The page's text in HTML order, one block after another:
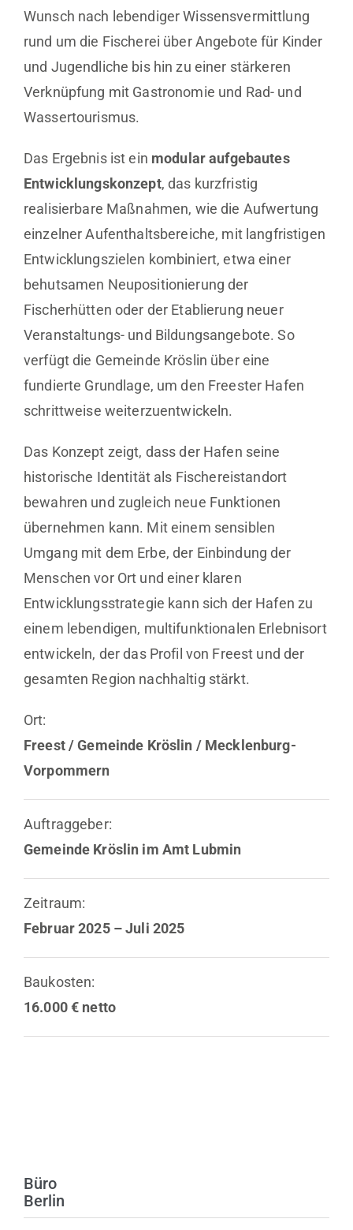
Wunsch nach lebendiger Wissensvermittlung
rund um die Fischerei über Angebote für Kinder
und Jugendliche bis hin zu einer stärkeren
Verknüpfung mit Gastronomie und Rad- und
Wassertourismus.
Das Ergebnis ist ein modular aufgebautes
Entwicklungskonzept, das kurzfristig
realisierbare Maßnahmen, wie die Aufwertung
einzelner Aufenthaltsbereiche, mit langfristigen
Entwicklungszielen kombiniert, etwa einer
behutsamen Neupositionierung der
Fischerhütten oder der Etablierung neuer
Veranstaltungs- und Bildungsangebote. So
verfügt die Gemeinde Kröslin über eine
fundierte Grundlage, um den Freester Hafen
schrittweise weiterzuentwickeln.
Das Konzept zeigt, dass der Hafen seine
historische Identität als Fischereistandort
bewahren und zugleich neue Funktionen
übernehmen kann. Mit einem sensiblen
Umgang mit dem Erbe, der Einbindung der
Menschen vor Ort und einer klaren
Entwicklungsstrategie kann sich der Hafen zu
einem lebendigen, multifunktionalen Erlebnisort
entwickeln, der das Profil von Freest und der
gesamten Region nachhaltig stärkt.
Ort:
Freest / Gemeinde Kröslin / Mecklenburg-
Vorpommern
Auftraggeber:
Gemeinde Kröslin im Amt Lubmin
Zeitraum:
Februar 2025 – Juli 2025
Baukosten:
16.000 € netto
Büro
Berlin